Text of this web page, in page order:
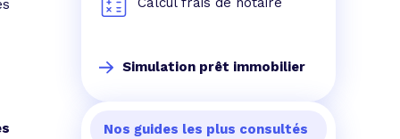
Simulation prêt immobilier
Nos guides les plus consultés